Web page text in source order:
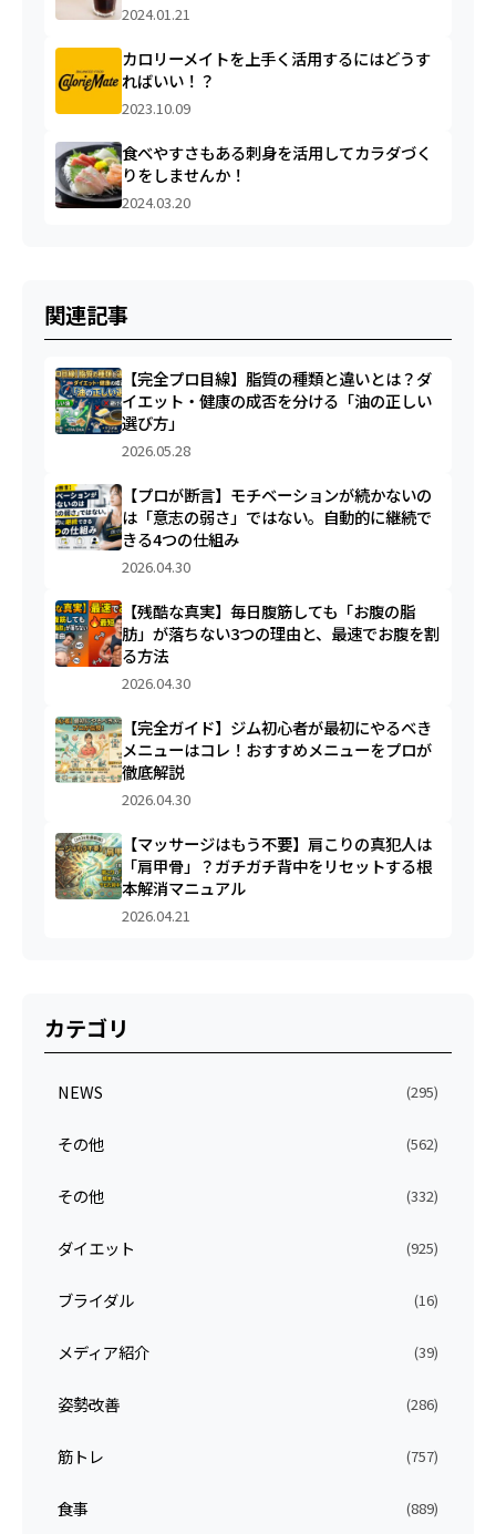
2024.01.21
カロリーメイトを上手く活用するにはどうす
ればいい！？
2023.10.09
食べやすさもある刺身を活用してカラダづく
りをしませんか！
2024.03.20
関連記事
【完全プロ目線】脂質の種類と違いとは？ダ
イエット・健康の成否を分ける「油の正しい
選び方」
2026.05.28
【プロが断言】モチベーションが続かないの
は「意志の弱さ」ではない。自動的に継続で
きる4つの仕組み
2026.04.30
【残酷な真実】毎日腹筋しても「お腹の脂
肪」が落ちない3つの理由と、最速でお腹を割
る方法
2026.04.30
【完全ガイド】ジム初心者が最初にやるべき
メニューはコレ！おすすめメニューをプロが
徹底解説
2026.04.30
【マッサージはもう不要】肩こりの真犯人は
「肩甲骨」？ガチガチ背中をリセットする根
本解消マニュアル
2026.04.21
カテゴリ
NEWS (295)
その他 (562)
その他 (332)
ダイエット (925)
ブライダル (16)
メディア紹介 (39)
姿勢改善 (286)
筋トレ (757)
食事 (889)